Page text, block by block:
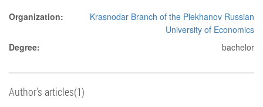
Organization:
Krasnodar Branch of the Plekhanov Russian
University of Economics
Degree:
bachelor
Author's articles(1)